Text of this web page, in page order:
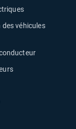
véhicules